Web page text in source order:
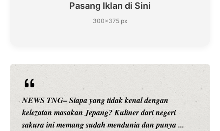
Pasang Iklan di Sini
300×375 px
NEWS TNG– Siapa yang tidak kenal dengan
kelezatan masakan Jepang? Kuliner dari negeri
sakura ini memang sudah mendunia dan punya ...